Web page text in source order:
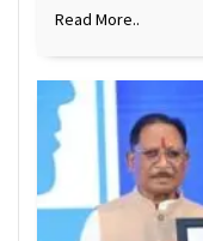
Read More..